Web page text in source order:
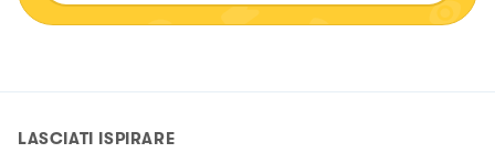
LASCIATI ISPIRARE